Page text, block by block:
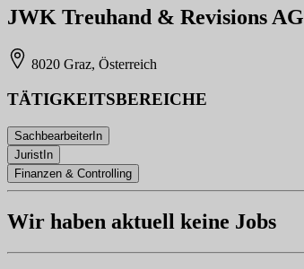
JWK Treuhand & Revisions AG
8020 Graz, Österreich
TÄTIGKEITSBEREICHE
SachbearbeiterIn
JuristIn
Finanzen & Controlling
Wir haben aktuell keine Jobs